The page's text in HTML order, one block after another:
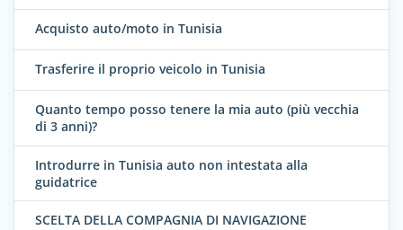
Acquisto auto/moto in Tunisia
Trasferire il proprio veicolo in Tunisia
Quanto tempo posso tenere la mia auto (più vecchia
di 3 anni)?
Introdurre in Tunisia auto non intestata alla
guidatrice
SCELTA DELLA COMPAGNIA DI NAVIGAZIONE